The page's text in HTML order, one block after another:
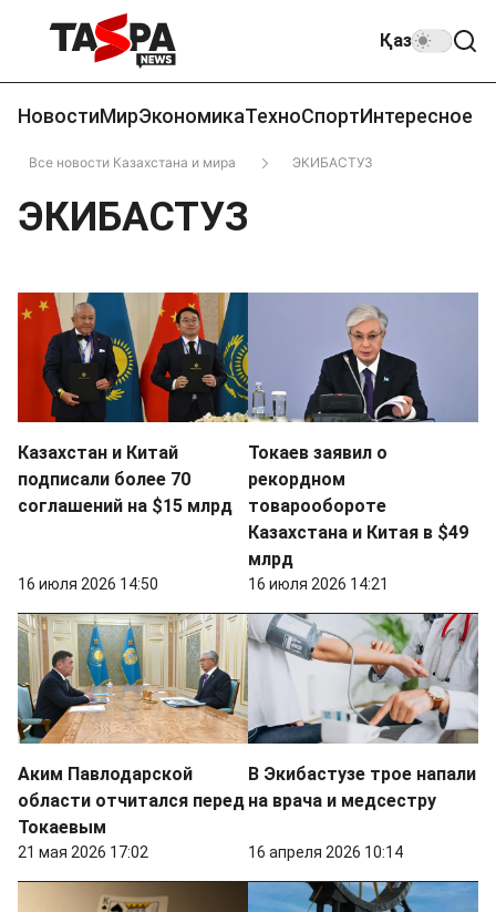
Қаз
НовостиМирЭкономикаТехноСпортИнтересное
Все новости Казахстана и мира ЭКИБАСТУЗ
ЭКИБАСТУЗ
Казахстан и Китай
подписали более 70
соглашений на $15 млрд
16 июля 2026 14:50
Токаев заявил о
рекордном
товарообороте
Казахстана и Китая в $49
млрд
16 июля 2026 14:21
Аким Павлодарской
области отчитался перед
Токаевым
21 мая 2026 17:02
В Экибастузе трое напали
на врача и медсестру
16 апреля 2026 10:14